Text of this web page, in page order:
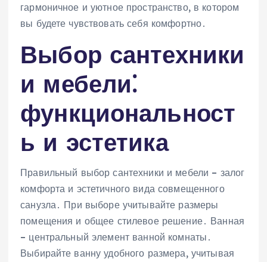
гармоничное и уютное пространство, в котором
вы будете чувствовать себя комфортно․
Выбор сантехники
и мебели⁚
функциональност
ь и эстетика
Правильный выбор сантехники и мебели – залог
комфорта и эстетичного вида совмещенного
санузла․ При выборе учитывайте размеры
помещения и общее стилевое решение․ Ванная
– центральный элемент ванной комнаты․
Выбирайте ванну удобного размера, учитывая